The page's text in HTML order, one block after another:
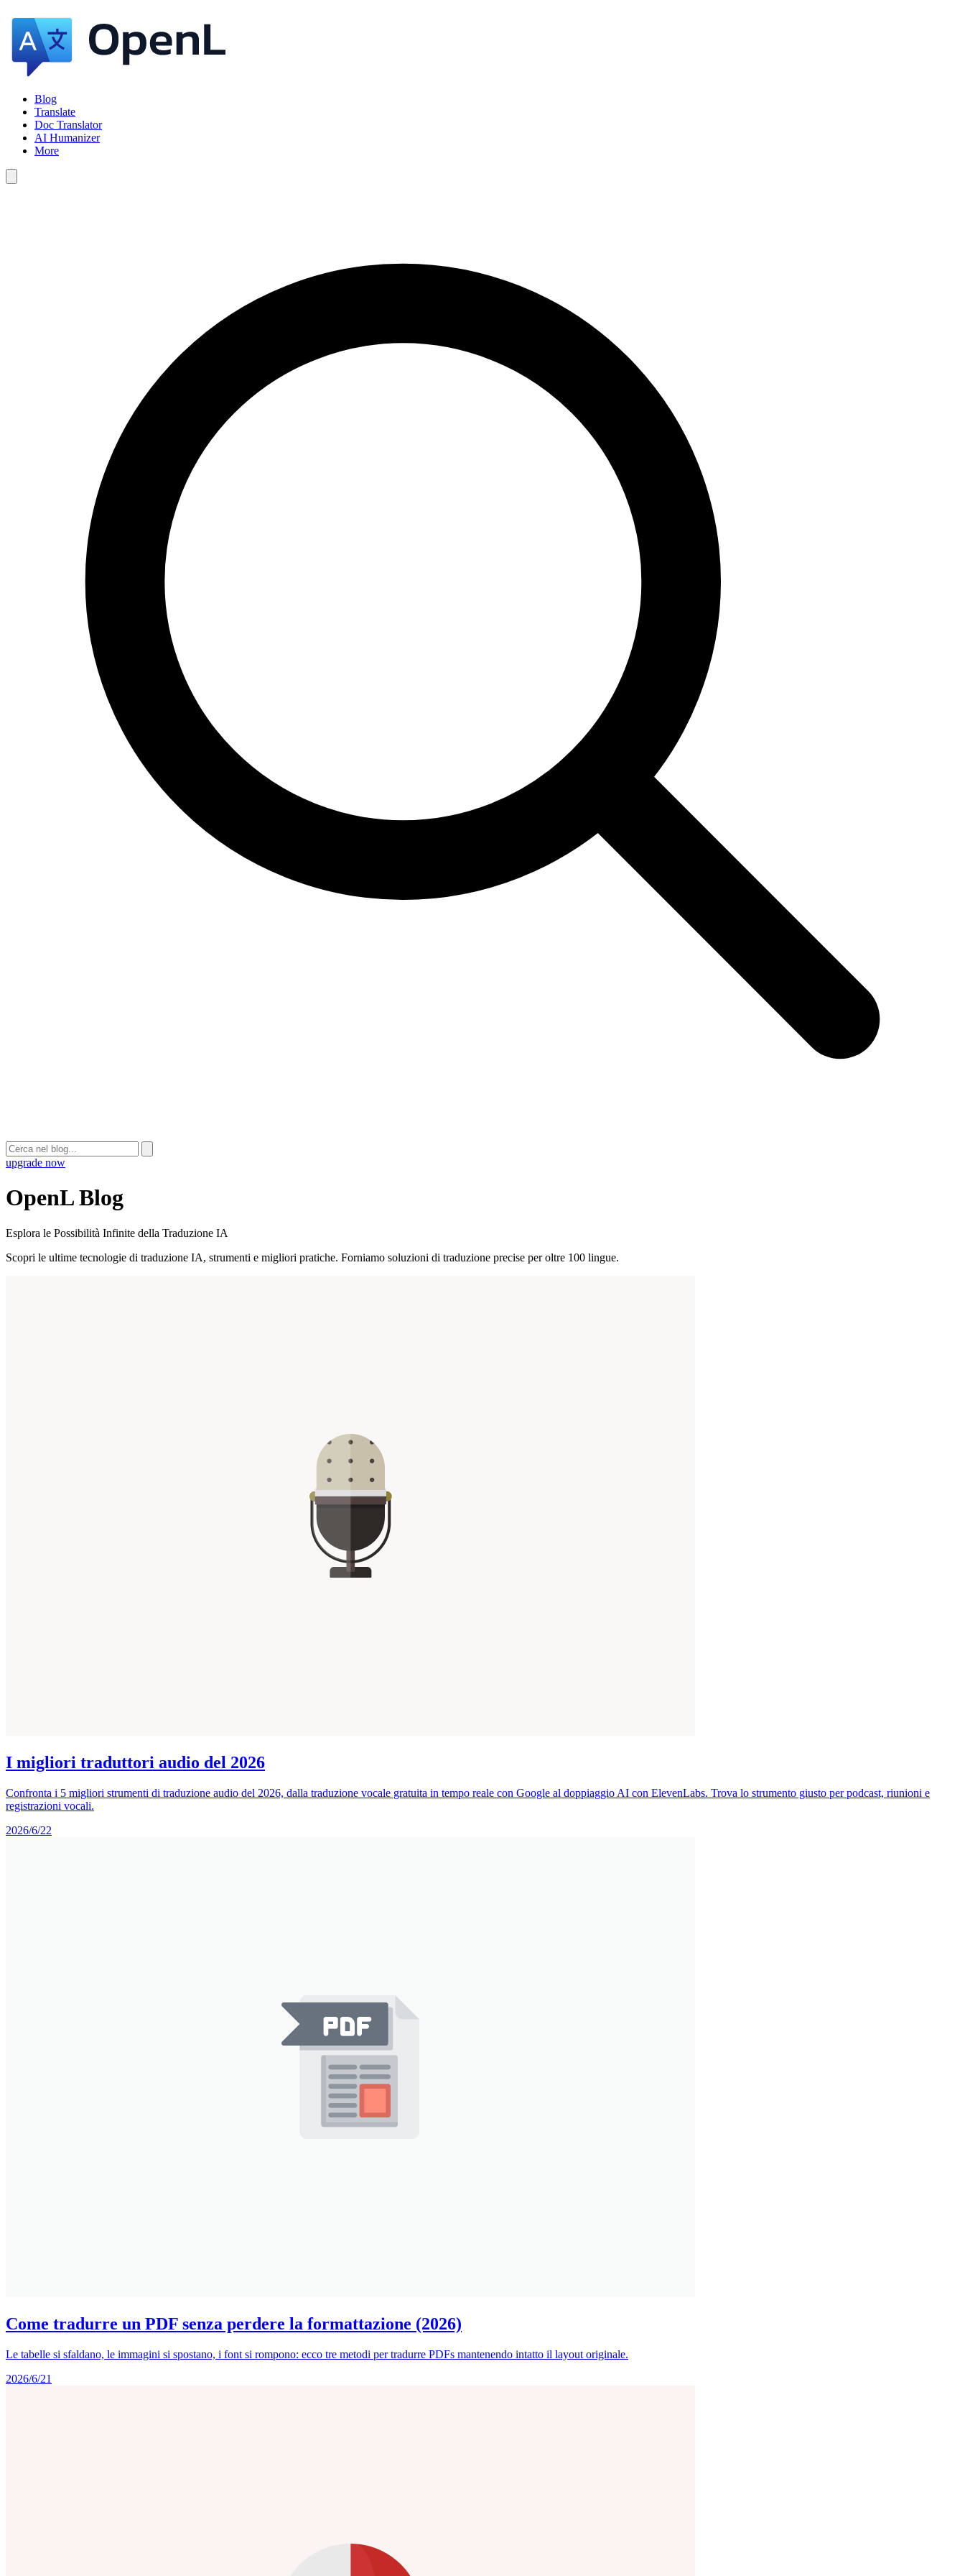
Blog
Translate
Doc Translator
AI Humanizer
More
upgrade now
OpenL Blog
Esplora le Possibilità Infinite della Traduzione IA
Scopri le ultime tecnologie di traduzione IA, strumenti e migliori pratiche. Forniamo soluzioni di traduzione precise per oltre 100 lingue.
I migliori traduttori audio del 2026
Confronta i 5 migliori strumenti di traduzione audio del 2026, dalla traduzione vocale gratuita in tempo reale con Google al doppiaggio AI con ElevenLabs. Trova lo strumento giusto per podcast, riunioni e
registrazioni vocali.
2026/6/22
Come tradurre un PDF senza perdere la formattazione (2026)
Le tabelle si sfaldano, le immagini si spostano, i font si rompono: ecco tre metodi per tradurre PDFs mantenendo intatto il layout originale.
2026/6/21